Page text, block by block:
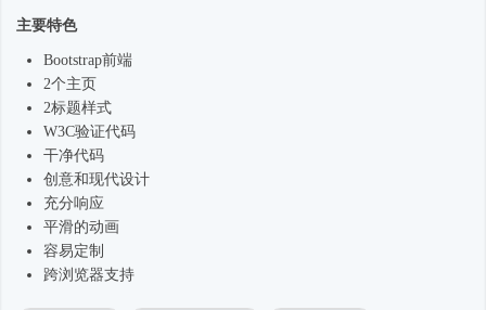
主要特色
Bootstrap前端
2个主页
2标题样式
W3C验证代码
干净代码
创意和现代设计
充分响应
平滑的动画
容易定制
跨浏览器支持